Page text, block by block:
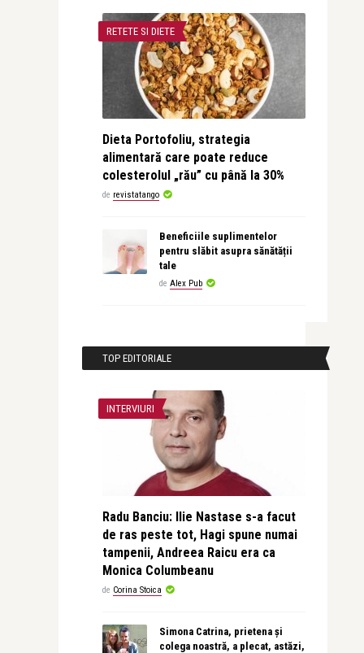
RETETE SI DIETE
Dieta Portofoliu, strategia
alimentară care poate reduce
colesterolul „rău” cu până la 30%
de revistatango
Beneficiile suplimentelor
pentru slăbit asupra sănătății
tale
de Alex Pub
TOP EDITORIALE
INTERVIURI
Radu Banciu: Ilie Nastase s-a facut
de ras peste tot, Hagi spune numai
tampenii, Andreea Raicu era ca
Monica Columbeanu
de Corina Stoica
Simona Catrina, prietena și
colega noastră, a plecat, astăzi,